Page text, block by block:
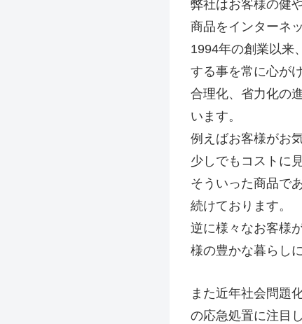
弊社はお客様の健
商品をインターネ
1994年の創業以来
する事を常に心が
合理化、省力化の
います。
例えばお客様がお
少しでもコストに
そういった商品で
続けております。
逆に様々なお客様
様の豊かな暮らし
また近年社会問題
の応急処置に注目